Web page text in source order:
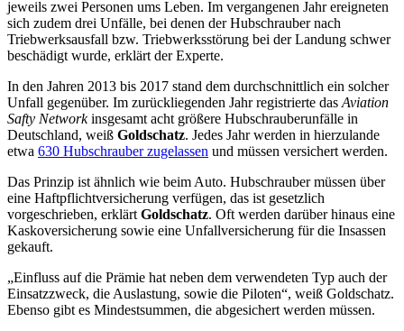
jeweils zwei Personen ums Leben. Im vergangenen Jahr ereigneten
sich zudem drei Unfälle, bei denen der Hubschrauber nach
Triebwerksausfall bzw. Triebwerksstörung bei der Landung schwer
beschädigt wurde, erklärt der Experte.
In den Jahren 2013 bis 2017 stand dem durchschnittlich ein solcher
Unfall gegenüber. Im zurückliegenden Jahr registrierte das Aviation
Safty Networkinsgesamt acht größere Hubschrauberunfälle in
Deutschland, weiß Goldschatz. Jedes Jahr werden in hierzulande
etwa 630 Hubschrauber zugelassen und müssen versichert werden.
Das Prinzip ist ähnlich wie beim Auto. Hubschrauber müssen über
eine Haftpflichtversicherung verfügen, das ist gesetzlich
vorgeschrieben, erklärt Goldschatz. Oft werden darüber hinaus eine
Kaskoversicherung sowie eine Unfallversicherung für die Insassen
gekauft.
„Einfluss auf die Prämie hat neben dem verwendeten Typ auch der
Einsatzzweck, die Auslastung, sowie die Piloten“, weiß Goldschatz.
Ebenso gibt es Mindestsummen, die abgesichert werden müssen.